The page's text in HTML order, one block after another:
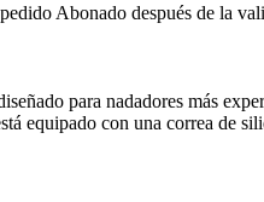
Abonado después de la
para nadadores más
equipado con una correa de